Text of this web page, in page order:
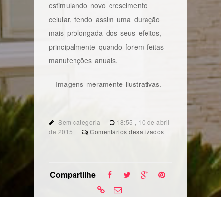
estimulando novo crescimento
celular, tendo assim uma duração
mais prolongada dos seus efeitos,
principalmente quando forem feitas
manutenções anuais.
– Imagens meramente ilustrativas.
Sem categoria
18:55 , 10 de abril
de 2015
Comentários desativadosem
Conheça
tratamento
Compartilhe